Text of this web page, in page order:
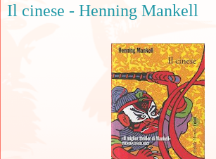
Il cinese - Henning Mankell